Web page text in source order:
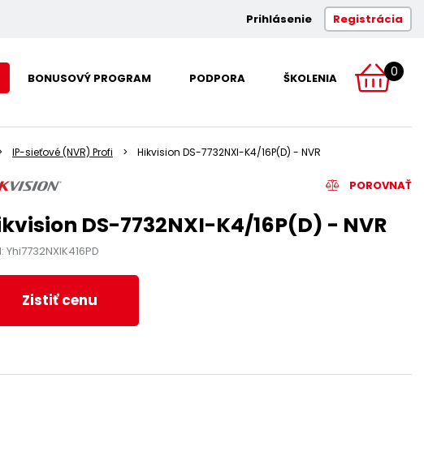
Prihlásenie Registrácia
BONUSOVÝ PROGRAM PODPORA ŠKOLENIA 0
IP-sieťové (NVR) Profi Hikvision DS-7732NXI-K4/16P(D) - NVR
POROVNAŤ
DS-7732NXI-K4/16P(D) - NVR
Yhi7732NXIK416PD
Zistiť cenu